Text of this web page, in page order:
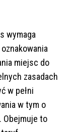
wymaga
miejsc do
zasadach
w pełni
w tym o
Obejmuje to